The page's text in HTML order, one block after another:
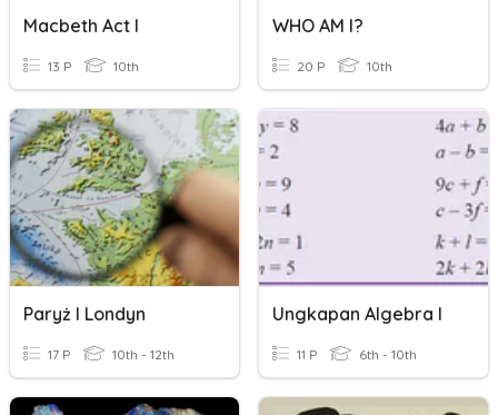
Macbeth Act I
13 P 10th
WHO AM I?
20 P 10th
Paryż I Londyn
17 P 10th - 12th
Ungkapan Algebra I
11 P 6th - 10th